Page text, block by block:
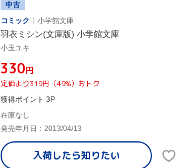
中古
コミック
小学館文庫
羽衣ミシン(文庫版) 小学館文庫
小玉ユキ
¥330円
定価より319円（49%）おトク
獲得ポイント 3P
在庫なし
発売年月日：2013/04/13
入荷したら知りたい